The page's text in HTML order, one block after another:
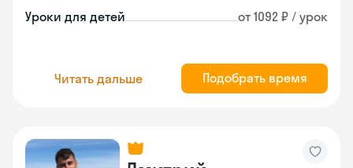
Уроки для детей от 1092 ₽ / урок
Читать дальше Подобрать время